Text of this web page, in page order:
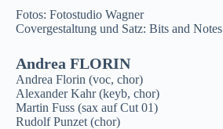
Fotos: Fotostudio Wagner
Covergestaltung und Satz: Bits and Notes
Andrea FLORIN
Andrea Florin (voc, chor)
Alexander Kahr (keyb, chor)
Martin Fuss (sax auf Cut 01)
Rudolf Punzet (chor)